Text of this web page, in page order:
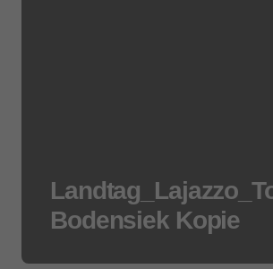
Bodensiek Kopie